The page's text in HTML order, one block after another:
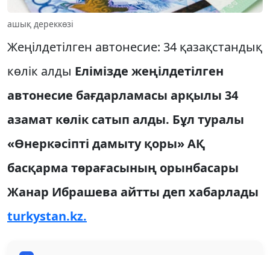
ашық дереккөзі
Жеңілдетілген автонесие: 34 қазақстандық
көлік алды Елімізде жеңілдетілген
автонесие бағдарламасы арқылы 34
азамат көлік сатып алды. Бұл туралы
«Өнеркәсіпті дамыту қоры» АҚ
басқарма төрағасының орынбасары
Жанар Ибрашева айтты деп хабарлады
turkystan.kz.